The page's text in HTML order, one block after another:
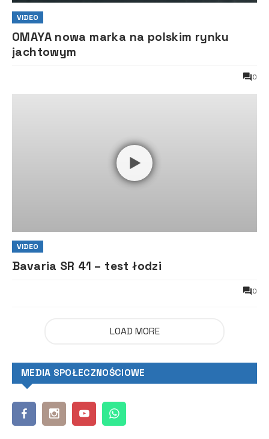
VIDEO
OMAYA nowa marka na polskim rynku
jachtowym
0
VIDEO
Bavaria SR 41 – test łodzi
0
LOAD MORE
MEDIA SPOŁECZNOŚCIOWE